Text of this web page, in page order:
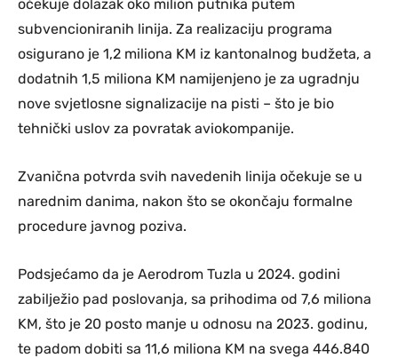
očekuje dolazak oko milion putnika putem
subvencioniranih linija. Za realizaciju programa
osigurano je 1,2 miliona KM iz kantonalnog budžeta, a
dodatnih 1,5 miliona KM namijenjeno je za ugradnju
nove svjetlosne signalizacije na pisti – što je bio
tehnički uslov za povratak aviokompanije.
Zvanična potvrda svih navedenih linija očekuje se u
narednim danima, nakon što se okončaju formalne
procedure javnog poziva.
Podsjećamo da je Aerodrom Tuzla u 2024. godini
zabilježio pad poslovanja, sa prihodima od 7,6 miliona
KM, što je 20 posto manje u odnosu na 2023. godinu,
te padom dobiti sa 11,6 miliona KM na svega 446.840